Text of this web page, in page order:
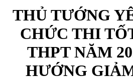
THỦ TƯỚNG
CHỨC THI
THPT NĂM
HƯỚNG